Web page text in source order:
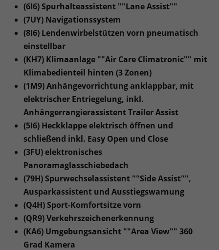
(6I6) Spurhalteassistent ""Lane Assist""
(7UY) Navigationssystem
(8I6) Lendenwirbelstützen vorn pneumatisch
einstellbar
(KH7) Klimaanlage ""Air Care Climatronic"" mit
Klimabedienteil hinten (3 Zonen)
(1M9) Anhängevorrichtung anklappbar, mit
elektrischer Entriegelung, inkl.
Anhängerrangierassistent Trailer Assist
(5I6) Heckklappe elektrisch öffnen und
schließend inkl. Easy Open und Close
(3FU) elektronisches
Panoramaglasschiebedach
(79H) Spurwechselassistent ""Side Assist"",
Ausparkassistent und Ausstiegswarnung
(Q4H) Sport-Komfortsitze vorn
(QR9) Verkehrszeichenerkennung
(KA6) Umgebungsansicht ""Area View"" 360
Grad Kamera